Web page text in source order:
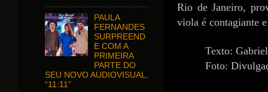
Rio de Janeiro,
viola é contagiante
Texto:
Foto:
PAULA
FERNANDES
SURPREEND
E COM A
PRIMEIRA
PARTE DO
SEU NOVO AUDIOVISUAL,
“11:11”